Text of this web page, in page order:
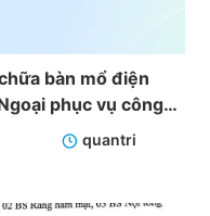
bàn mổ điện
phục vụ công
Dệt Mayquantri